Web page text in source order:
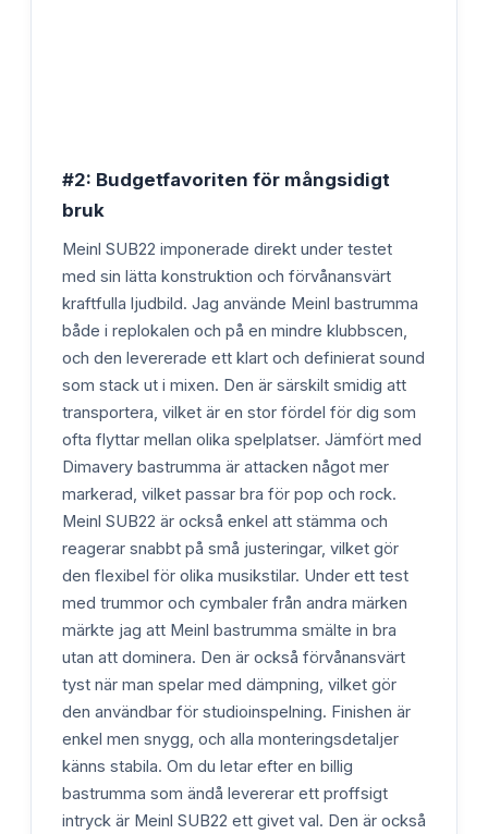
#2: Budgetfavoriten för mångsidigt
bruk
Meinl SUB22 imponerade direkt under testet
med sin lätta konstruktion och förvånansvärt
kraftfulla ljudbild. Jag använde Meinl bastrumma
både i replokalen och på en mindre klubbscen,
och den levererade ett klart och definierat sound
som stack ut i mixen. Den är särskilt smidig att
transportera, vilket är en stor fördel för dig som
ofta flyttar mellan olika spelplatser. Jämfört med
Dimavery bastrumma är attacken något mer
markerad, vilket passar bra för pop och rock.
Meinl SUB22 är också enkel att stämma och
reagerar snabbt på små justeringar, vilket gör
den flexibel för olika musikstilar. Under ett test
med trummor och cymbaler från andra märken
märkte jag att Meinl bastrumma smälte in bra
utan att dominera. Den är också förvånansvärt
tyst när man spelar med dämpning, vilket gör
den användbar för studioinspelning. Finishen är
enkel men snygg, och alla monteringsdetaljer
känns stabila. Om du letar efter en billig
bastrumma som ändå levererar ett proffsigt
intryck är Meinl SUB22 ett givet val. Den är också